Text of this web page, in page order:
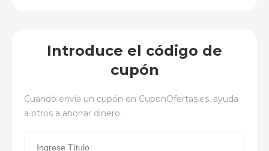
Introduce el código de
cupón
Cuando envía un cupón en CuponOfertas.es, ayuda
a otros a ahorrar dinero.